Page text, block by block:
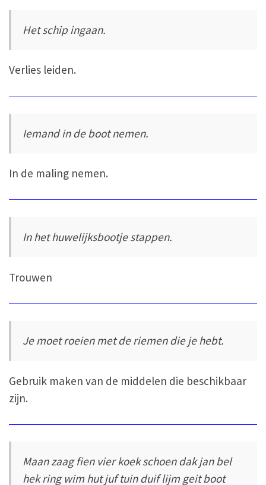
Het schip ingaan.
Verlies leiden.
Iemand in de boot nemen.
In de maling nemen.
In het huwelijksbootje stappen.
Trouwen
Je moet roeien met de riemen die je hebt.
Gebruik maken van de middelen die beschikbaar
zijn.
Maan zaag fien vier koek schoen dak jan bel
hek ring wim hut juf tuin duif lijm geit boot